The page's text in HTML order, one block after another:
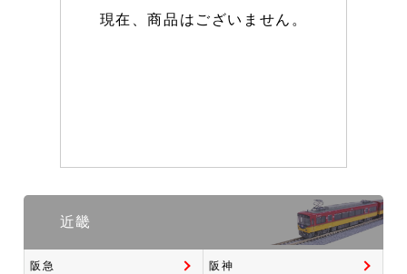
現在、商品はございません。
近畿
阪急 阪神